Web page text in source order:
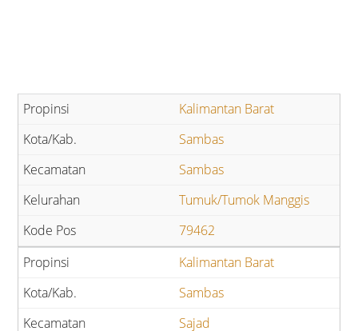
Kalimantan Barat
Sambas
Sambas
Tumuk/Tumok Manggis
79462
Kalimantan Barat
Sambas
Sajad